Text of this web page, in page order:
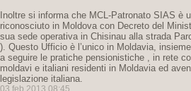
Inoltre si informa che MCL-Patronato SIAS è
riconosciuto in Moldova con Decreto del
sua sede operativa in Chisinau alla strada
). Questo Ufficio è l’unico in Moldavia,
a seguire le pratiche pensionistiche , in rete
moldavi e italiani residenti in Moldavia ed
legislazione italiana.
03 feb 2013 08:45